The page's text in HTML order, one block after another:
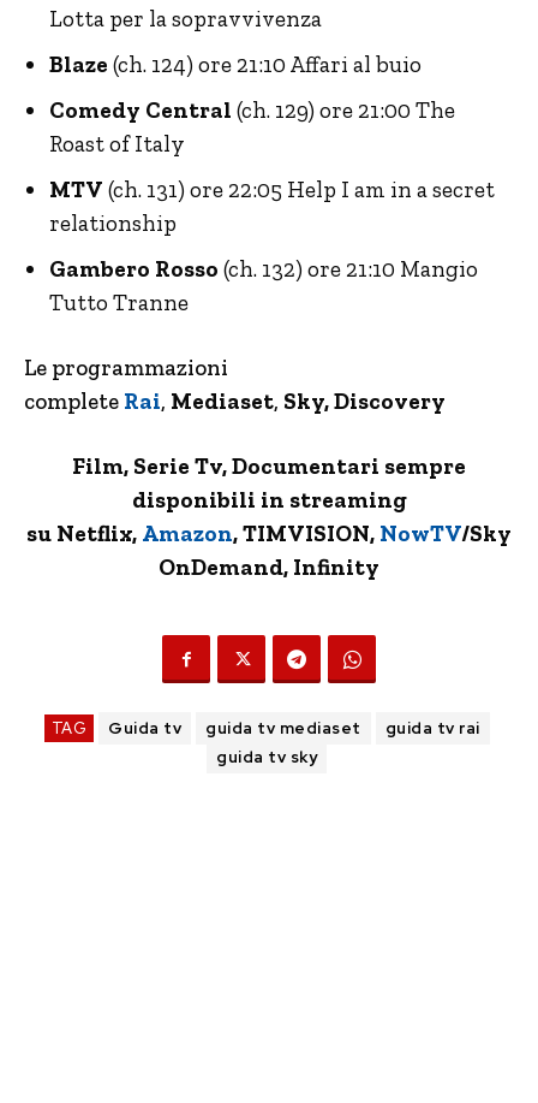
Lotta per la sopravvivenza
Blaze (ch. 124) ore 21:10 Affari al buio
Comedy Central (ch. 129) ore 21:00 The
Roast of Italy
MTV (ch. 131) ore 22:05 Help I am in a secret
relationship
Gambero Rosso (ch. 132) ore 21:10 Mangio
Tutto Tranne
Le programmazioni
complete Rai, Mediaset, Sky, Discovery
Film, Serie Tv, Documentari sempre
disponibili in streaming
su Netflix, Amazon, TIMVISION, NowTV/Sky
OnDemand, Infinity
TAG Guida tv guida tv mediaset
guida tv rai
guida tv sky